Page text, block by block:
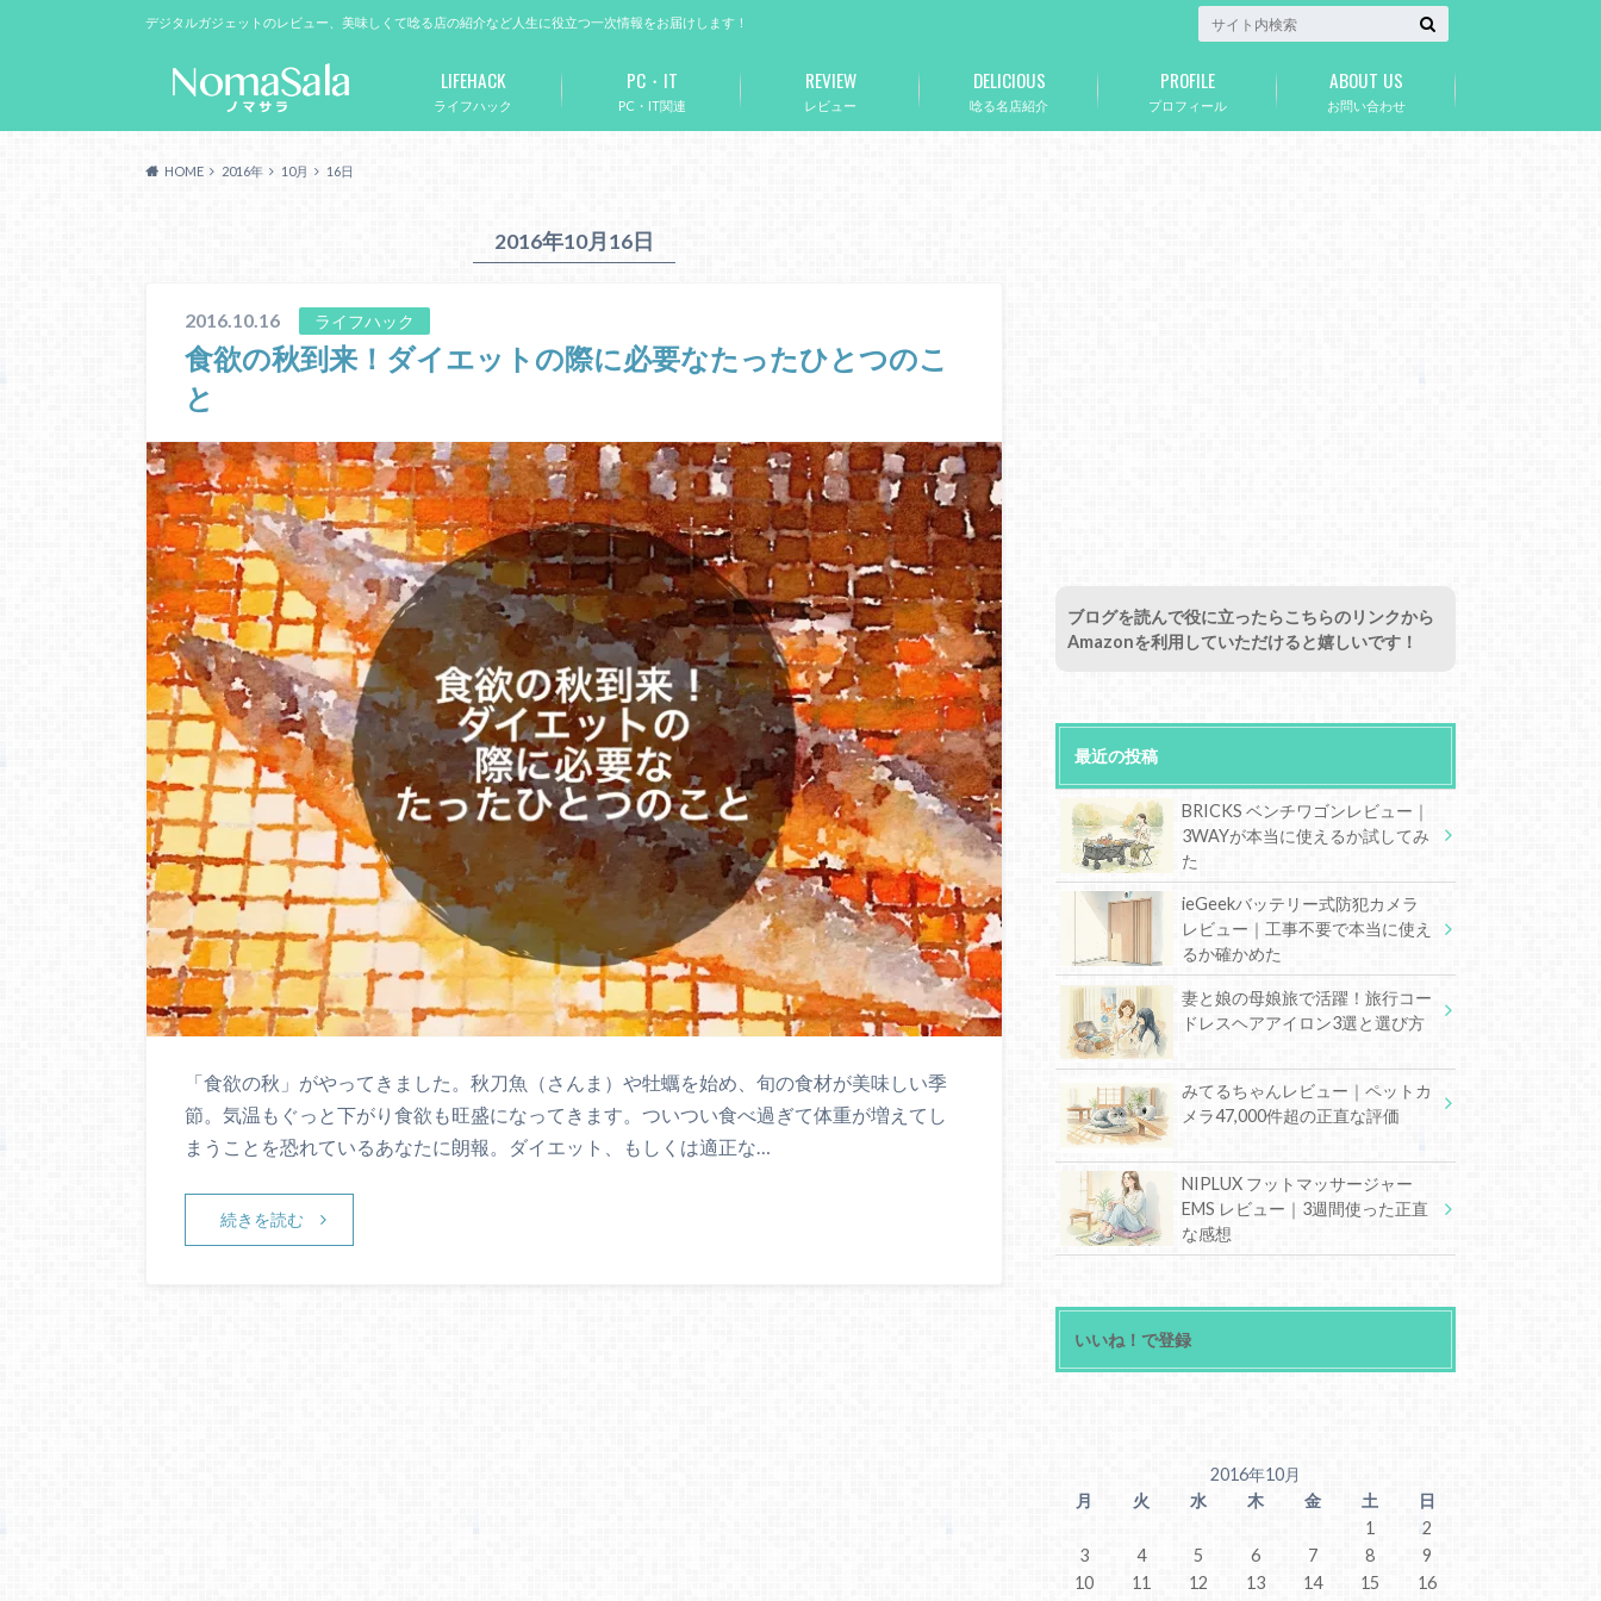
デジタルガジェットのレビュー、美味しくて唸る店の紹介など人生に役立つ一次情報をお届けします！
ライフハック
LIFEHACK
PC・IT関連
PC・IT
レビュー
REVIEW
唸る名店紹介
DELICIOUS
プロフィール
PROFILE
お問い合わせ
ABOUT US
HOME 2016年 10月 16日
2016年10月16日
2016.10.16 ライフハック
食欲の秋到来！ダイエットの際に必要なたったひとつのこ
と
「食欲の秋」がやってきました。秋刀魚（さんま）や牡蠣を始め、旬の食材が美味しい季
節。気温もぐっと下がり食欲も旺盛になってきます。ついつい食べ過ぎて体重が増えてし
まうことを恐れているあなたに朗報。ダイエット、もしくは適正な…
続きを読む
ブログを読んで役に立ったらこちらのリンクから
Amazonを利用していただけると嬉しいです！
最近の投稿
BRICKS ベンチワゴンレビュー｜
3WAYが本当に使えるか試してみ
た
ieGeekバッテリー式防犯カメラ
レビュー｜工事不要で本当に使え
るか確かめた
妻と娘の母娘旅で活躍！旅行コー
ドレスヘアアイロン3選と選び方
みてるちゃんレビュー｜ペットカ
メラ47,000件超の正直な評価
NIPLUX フットマッサージャー
EMS レビュー｜3週間使った正直
な感想
いいね！で登録
2016年10月
月
火 水 木 金 土
日
1
2
3
4 5 6 7 8
9
10
11 12 13 14 15
16